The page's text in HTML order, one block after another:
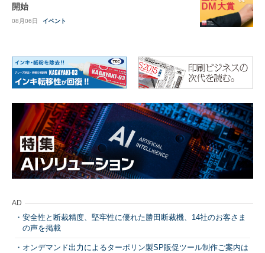
開始
08月06日 イベント
AD
安全性と断裁精度、堅牢性に優れた勝田断裁機、14社のお客さま
の声を掲載
オンデマンド出力によるターポリン製SP販促ツール制作ご案内は